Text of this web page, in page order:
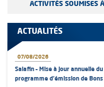
ACTIVITÉS SOUMISES
ACTUALITÉS
07/08/2026
Salafin – Mise à jour annuelle
programme d'émission de